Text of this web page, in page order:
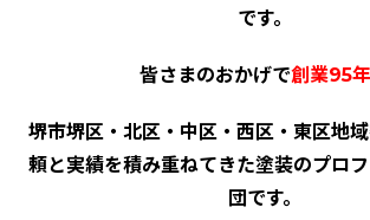
です。
皆さまのおかげで創業95年
堺市堺区・北区・中区・西区・東区地
頼と実績を積み重ねてきた塗装のプロ
団です。